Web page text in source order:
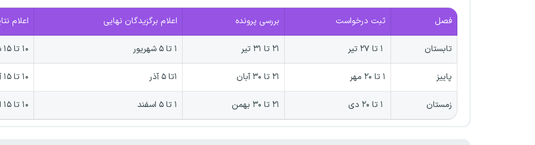
فصل ثبت درخواست بررسی پرونده‌ اعلام برگزیدگان نهایی اعلام
تابستان ۲۱ تا ۳۱ تیر ۱ تا ۵ شهریور ۱۰ تا ۱۵ شهریور
پاییز ۱ تا ۲۰ مهر ۲۱ تا ۳۰ آبان ۱تا ۵ آذر ۱۰ تا ۱۵ آذر
زمستان ۲۱ تا ۳۰ بهمن ۱ تا ۵ اسفند ۱۰ تا ۱۵ اسفند